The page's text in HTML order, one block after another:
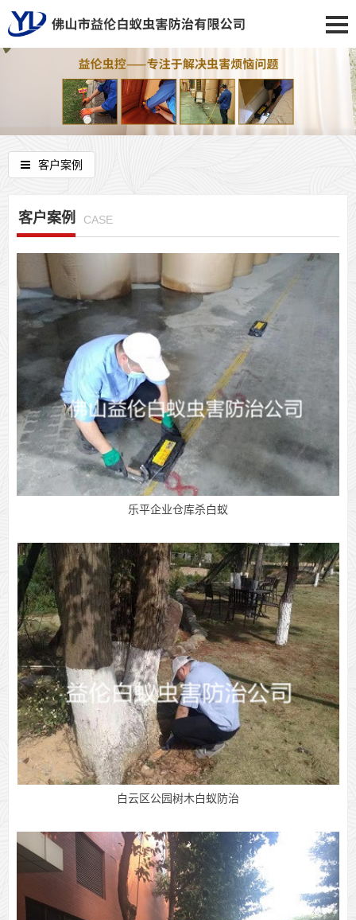
客户案例
客户案例 CASE
乐平企业仓库杀白蚁
白云区公园树木白蚁防治